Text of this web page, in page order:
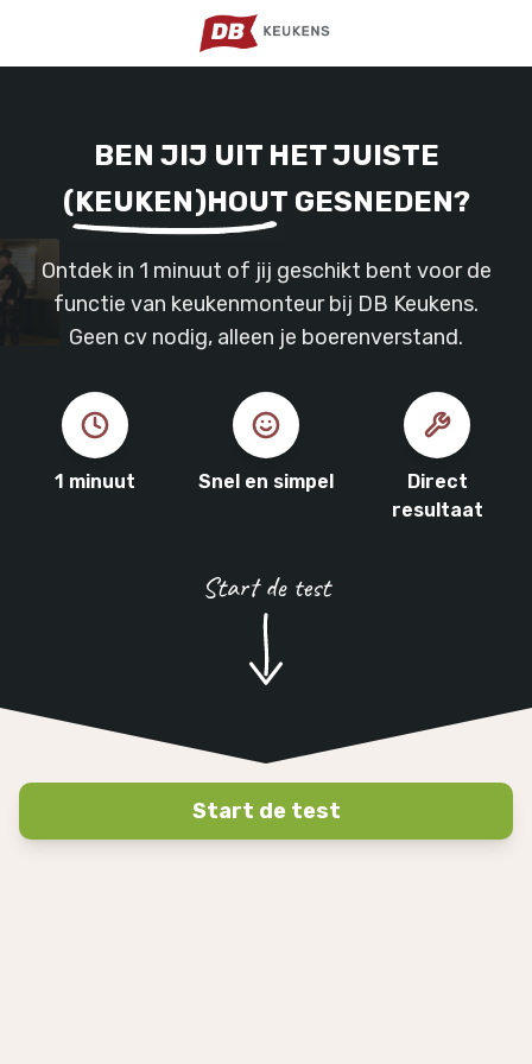
BEN JIJ UIT HET JUISTE
(KEUKEN)HOUT GESNEDEN?
Ontdek in 1 minuut of jij geschikt bent voor de
functie van keukenmonteur bij DB Keukens.
Geen cv nodig, alleen je boerenverstand.
1 minuut Snel en simpel
Direct
resultaat
Start de test
Start de test